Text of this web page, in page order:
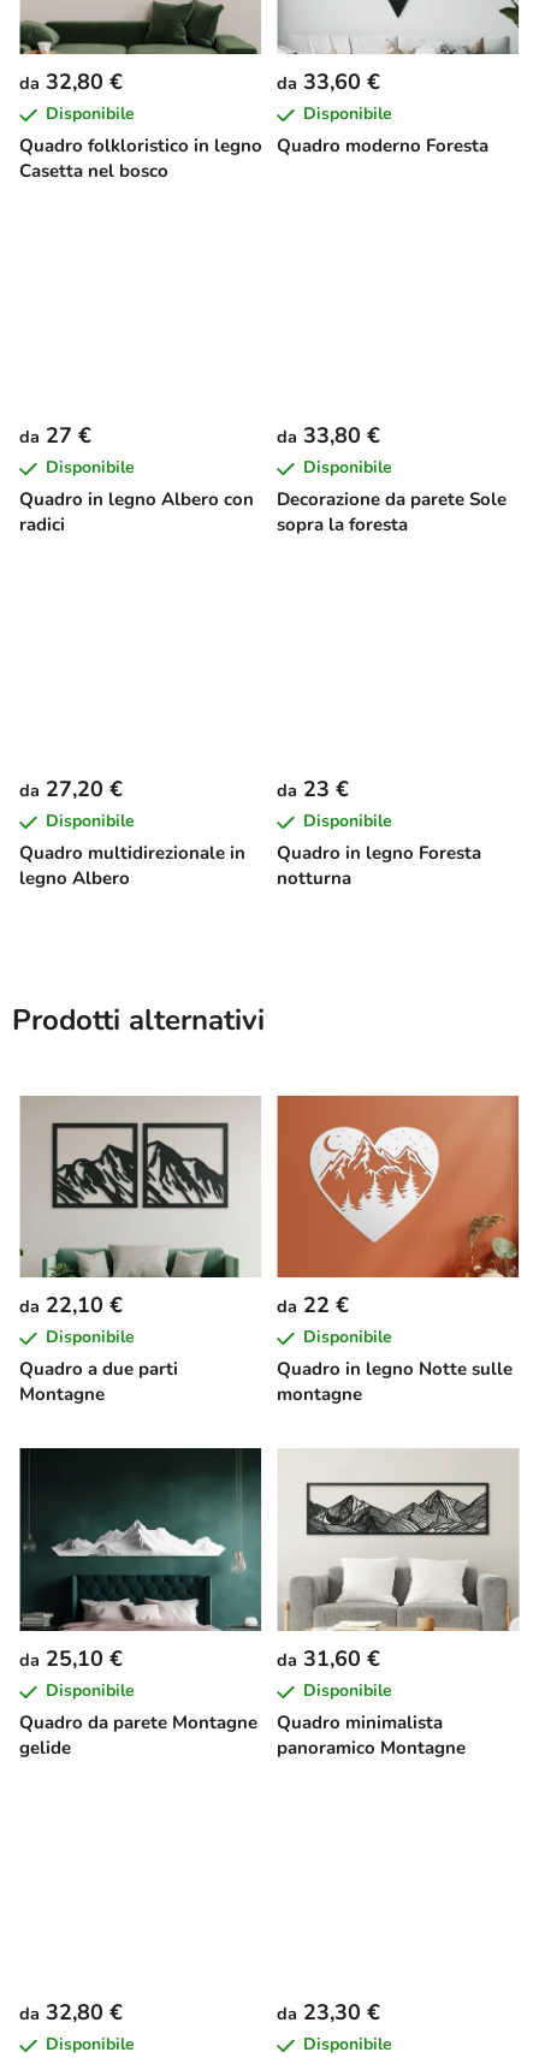
Quadro folkloristico in legno
Casetta nel bosco
da 32,80 €
Disponibile
Quadro moderno Foresta
da 33,60 €
Disponibile
Quadro in legno Albero con
radici
da 27 €
Disponibile
Decorazione da parete Sole
sopra la foresta
da 33,80 €
Disponibile
Quadro multidirezionale in
legno Albero
da 27,20 €
Disponibile
Quadro in legno Foresta
notturna
da 23 €
Disponibile
Prodotti alternativi
Quadro a due parti
Montagne
da 22,10 €
Disponibile
Quadro in legno Notte sulle
montagne
da 22 €
Disponibile
Quadro da parete Montagne
gelide
da 25,10 €
Disponibile
Quadro minimalista
panoramico Montagne
da 31,60 €
Disponibile
da 32,80 €
Disponibile
da 23,30 €
Disponibile